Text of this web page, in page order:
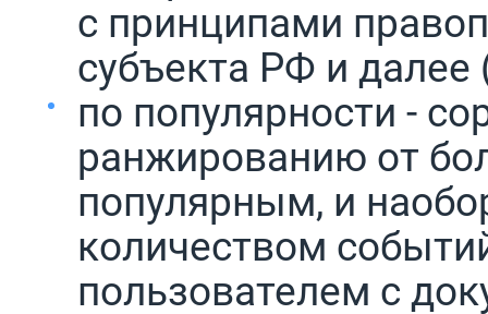
с принципами
субъекта РФ и
по популярности -
ранжированию от
популярным, и
количеством
пользователем с